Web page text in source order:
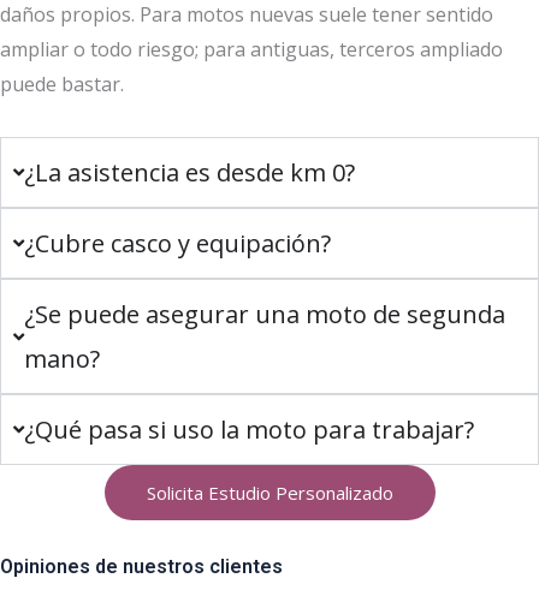
daños propios. Para motos nuevas suele tener sentido
ampliar o todo riesgo; para antiguas, terceros ampliado
puede bastar.
¿La asistencia es desde km 0?
¿Cubre casco y equipación?
¿Se puede asegurar una moto de segunda
mano?
¿Qué pasa si uso la moto para trabajar?
Solicita Estudio Personalizado
Opiniones de nuestros clientes